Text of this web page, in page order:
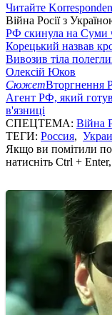
Читайте
Війна Росії з
РФ скинула на Суми
Корецький назвав
Вивозив тіла
Олексій Юков
СюжетВторгнення
Агент РФ, який
в'язниці
СПЕЦТЕМА: Війна
ТЕГИ: Россия,
Якщо ви помітили
натисніть Ctrl +